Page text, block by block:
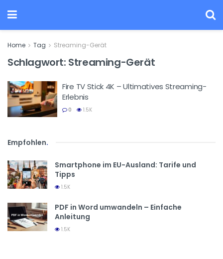
Home Tag Streaming-Gerät
Schlagwort: Streaming-Gerät
Fire TV Stick 4K – Ultimatives Streaming-
Erlebnis
0 1.5K
Empfohlen.
Smartphone im EU-Ausland: Tarife und
Tipps
1.5K
PDF in Word umwandeln – Einfache
Anleitung
1.5K